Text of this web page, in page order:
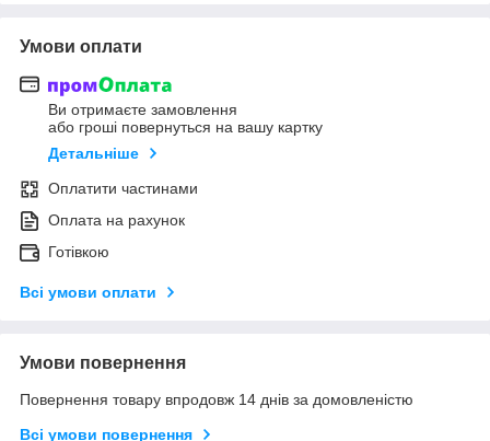
Умови оплати
Ви отримаєте замовлення
або гроші повернуться на вашу картку
Детальніше
Оплатити частинами
Оплата на рахунок
Готівкою
Всі умови оплати
Умови повернення
Повернення товару впродовж 14 днів за домовленістю
Всі умови повернення